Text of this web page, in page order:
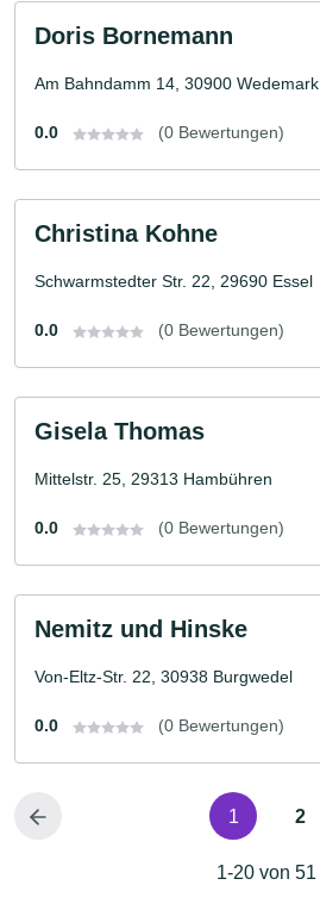
Doris Bornemann
Am Bahndamm 14, 30900 Wedemark
0.0 (0 Bewertungen)
Christina Kohne
Schwarmstedter Str. 22, 29690 Essel
0.0 (0 Bewertungen)
Gisela Thomas
Mittelstr. 25, 29313 Hambühren
0.0 (0 Bewertungen)
Nemitz und Hinske
Von-Eltz-Str. 22, 30938 Burgwedel
0.0 (0 Bewertungen)
1 2
1-20 von 51